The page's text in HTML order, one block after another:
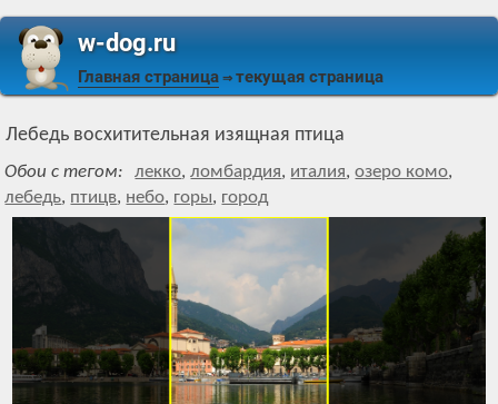
w-dog.ru
Главная страница ⇒ текущая страница
Лебедь восхитительная изящная птица
Обои с тегом: лекко,ломбардия, италия,озеро комо,
лебедь, птицв, небо, горы, город